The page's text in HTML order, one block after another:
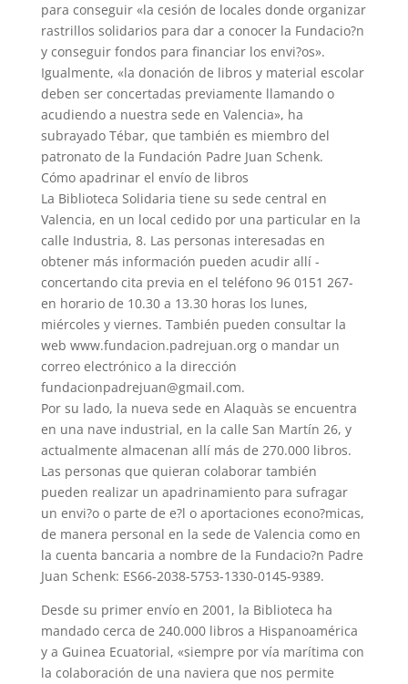
para conseguir «la cesión de locales donde organizar
rastrillos solidarios para dar a conocer la Fundacio?n
y conseguir fondos para financiar los envi?os».
Igualmente, «la donación de libros y material escolar
deben ser concertadas previamente llamando o
acudiendo a nuestra sede en Valencia», ha
subrayado Tébar, que también es miembro del
patronato de la Fundación Padre Juan Schenk.
Cómo apadrinar el envío de libros
La Biblioteca Solidaria tiene su sede central en
Valencia, en un local cedido por una particular en la
calle Industria, 8. Las personas interesadas en
obtener más información pueden acudir allí -
concertando cita previa en el teléfono 96 0151 267-
en horario de 10.30 a 13.30 horas los lunes,
miércoles y viernes. También pueden consultar la
web www.fundacion.padrejuan.org o mandar un
correo electrónico a la dirección
fundacionpadrejuan@gmail.com.
Por su lado, la nueva sede en Alaquàs se encuentra
en una nave industrial, en la calle San Martín 26, y
actualmente almacenan allí más de 270.000 libros.
Las personas que quieran colaborar también
pueden realizar un apadrinamiento para sufragar
un envi?o o parte de e?l o aportaciones econo?micas,
de manera personal en la sede de Valencia como en
la cuenta bancaria a nombre de la Fundacio?n Padre
Juan Schenk: ES66-2038-5753-1330-0145-9389.
Desde su primer envío en 2001, la Biblioteca ha
mandado cerca de 240.000 libros a Hispanoamérica
y a Guinea Ecuatorial, «siempre por vía marítima con
la colaboración de una naviera que nos permite